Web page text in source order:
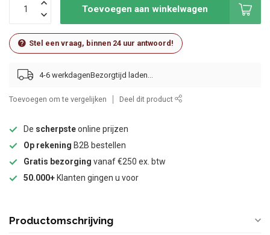
Toevoegen aan winkelwagen
Stel een vraag, binnen 24 uur antwoord!
4-6 werkdagen
Toevoegen om te vergelijken Deel dit product
De scherpsteonline prijzen
Op rekening B2B bestellen
Gratis bezorging vanaf €250 ex. btw
50.000+ Klanten gingen u voor
Productomschrijving